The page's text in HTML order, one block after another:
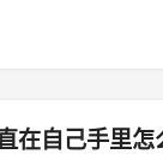
在自己手里